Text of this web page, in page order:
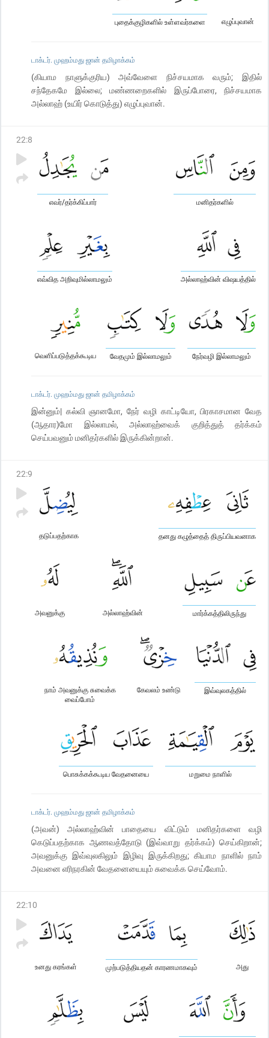
எழுப்புவான்
புதைக்குழிகளில் உள்ளவர்களை
டாக்டர். முஹம்மது ஜான் தமிழாக்கம்
(கியாம நாளுக்குரிய) அவ்வேளை நிச்சயமாக வரும்; இதில்
சந்தேகமே இல்லை; மண்ணறைகளில் இருப்போரை, நிச்சயமாக
அல்லாஹ் (உயிர் கொடுத்து) எழுப்புவான்.
22:8
மனிதர்களில்
எவர்/தர்க்கிப்பார்
அல்லாஹ்வின் விஷயத்தில்
எவ்வித அறிவுமில்லாமலும்
நேர்வழி இல்லாமலும்
வேதமும் இல்லாமலும்
வெளிப்படுத்தக்கூடிய
டாக்டர். முஹம்மது ஜான் தமிழாக்கம்
இன்னும்| கல்வி ஞானமோ, நேர் வழி காட்டியோ, பிரகாசமான வேத
(ஆதார)மோ இல்லாமல், அல்லாஹ்வைக் குறித்துத் தர்க்கம்
செய்பவனும் மனிதர்களில் இருக்கின்றான்.
22:9
தனது கழுத்தைத் திருப்பியவனாக
தடுப்பதற்காக
மார்க்கத்திலிருந்து
அல்லாஹ்வின்
அவனுக்கு
இவ்வுலகத்தில்
கேவலம் உண்டு
நாம் அவனுக்கு சுவைக்க
வைப்போம்
மறுமை நாளில்
பொசுக்கக்கூடிய வேதனையை
டாக்டர். முஹம்மது ஜான் தமிழாக்கம்
(அவன்) அல்லாஹ்வின் பாதையை விட்டும் மனிதர்களை வழி
கெடுப்பதற்காக ஆணவத்தோடு (இவ்வாறு தர்க்கம்) செய்கிறான்;
அவனுக்கு இவ்வுலகிலும் இழிவு இருக்கிறது; கியாம நாளில் நாம்
அவனை எரிநரகின் வேதனையையும் சுவைக்க செய்வோம்.
22:10
அது
முற்படுத்தியதன் காரணமாகவும்
உனது கரங்கள்